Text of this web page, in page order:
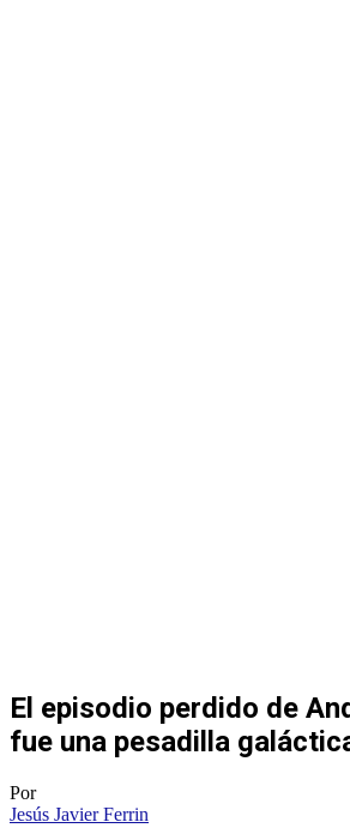
El episodio perdido de
fue una pesadilla
Por
Jesús Javier Ferrin